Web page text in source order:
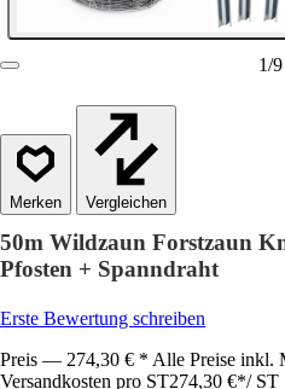
1/9
Vergleichen
50m Wildzaun Forstzaun
Pfosten + Spanndraht
Erste Bewertung schreiben
Preis — 274,30 € * Alle Preise inkl.
Versandkosten pro ST274,30 €*/ ST